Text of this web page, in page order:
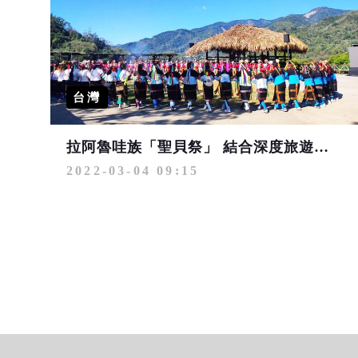
台灣
拉阿魯哇族「聖貝祭」 結合深度旅遊認識原民文化之美
2022-03-04 09:15